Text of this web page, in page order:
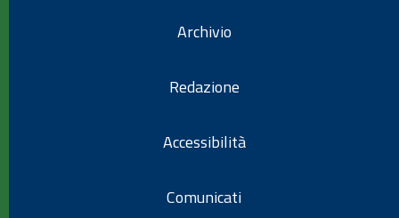
Archivio
Redazione
Accessibilità
Comunicati